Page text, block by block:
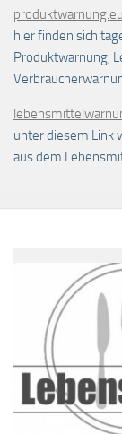
produktwarnung.eu
hier finden sich
Produktwarnung,
unter diesem Link
aus dem